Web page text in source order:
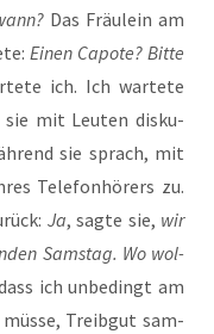
Das Fräu­lein am
Einen Capo­te? Bit­te
ich. Ich war­te­te
mit Leu­ten dis­ku­
sie sprach, mit
Tele­fon­hö­rers zu.
Ja, sag­te sie, wir
Sams­tag. Wo wol­
ich unbe­dingt am
müs­se, Treib­gut sam­